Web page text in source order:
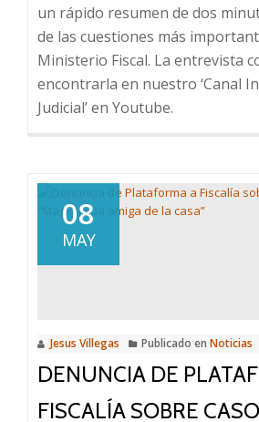
un rápido resumen de dos
de las cuestiones más
Ministerio Fiscal. La entrevista
encontrarla en nuestro ‘Canal
Judicial’ en Youtube.
08
MAY
Jesus Villegas Publicado en Noticias
DENUNCIA DE
FISCALÍA SOBRE